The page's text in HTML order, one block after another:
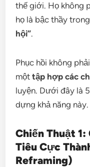
thế giới. Họ không
họ là bậc thầy
hội”.
Phục hồi không
mộttập hợp các
luyện. Dưới đây là
dựng khả năng này.
Chiến Thuật
Tiêu Cực
Reframing)